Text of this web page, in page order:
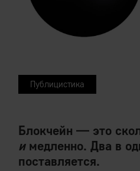
Публицистика
Блoкчeйн — это
имедленно. Два в
поставляется.